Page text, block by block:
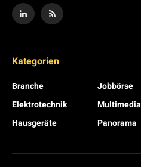
Kategorien
Branche
Elektrotechnik
Hausgeräte
Jobbörse
Multimedia
Panorama